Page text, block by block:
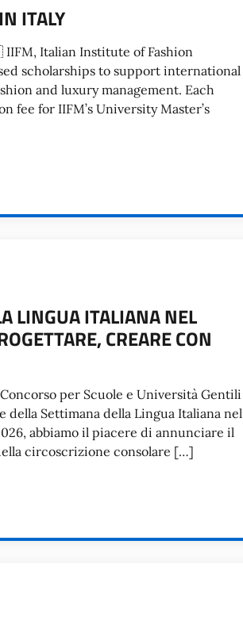
ITALY
Italian Institute of Fashion
scholarships to support international
and luxury management. Each
fee for IIFM’s University Master’s
LINGUA ITALIANA NEL
CREARE CON
per Scuole e Università Gentili
Settimana della Lingua Italiana nel
abbiamo il piacere di annunciare il
circoscrizione consolare […]